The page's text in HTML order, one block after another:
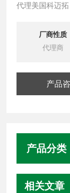
代理美国科迈
提供油路系统
液压油缸，经
厂商性质
代理商
产品
产品分类
相关文章